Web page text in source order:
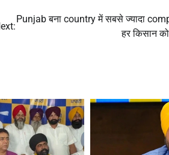
Punjab बना country में सबसे ज्यादा
हर किसान